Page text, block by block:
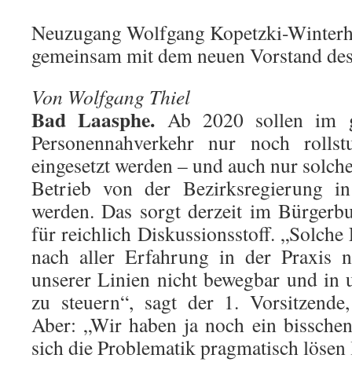
Neuzugang Wolfgang Kopetzki-
gemeinsam mit dem neuen Vorstand
Von Wolfgang Thiel
Bad Laasphe. Ab 2020 sollen im
Personennahverkehr nur noch
eingesetzt werden – und auch nur
Betrieb von der Bezirksregierung
werden. Das sorgt derzeit im
für reichlich Diskussionsstoff. „Solche
nach aller Erfahrung in der Praxis
unserer Linien nicht bewegbar und in
zu steuern“, sagt der 1.
Aber: „Wir haben ja noch ein
sich die Problematik pragmatisch lösen